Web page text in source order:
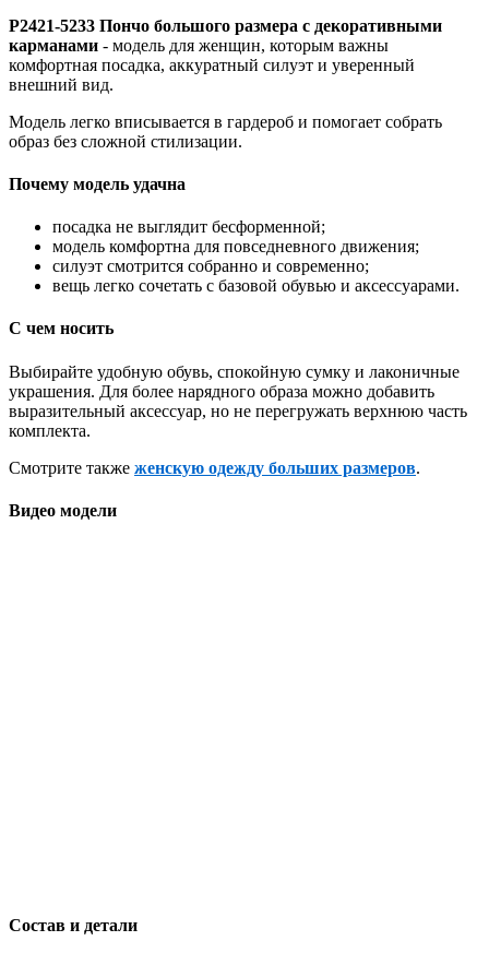
P2421-5233 Пончо большого размера с декоративными
карманами - модель для женщин, которым важны
комфортная посадка, аккуратный силуэт и уверенный
внешний вид.
Модель легко вписывается в гардероб и помогает собрать
образ без сложной стилизации.
Почему модель удачна
посадка не выглядит бесформенной;
модель комфортна для повседневного движения;
силуэт смотрится собранно и современно;
вещь легко сочетать с базовой обувью и аксессуарами.
С чем носить
Выбирайте удобную обувь, спокойную сумку и лаконичные
украшения. Для более нарядного образа можно добавить
выразительный аксессуар, но не перегружать верхнюю часть
комплекта.
Смотрите также женскую одежду больших размеров.
Видео модели
Состав и детали